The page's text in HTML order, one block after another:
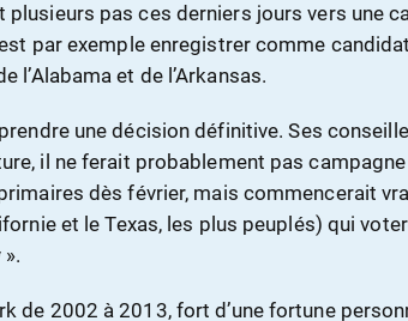
pas ces derniers jours vers une
par exemple enregistrer comme
l’Alabama et de l’Arkansas.
une décision définitive. Ses
il ne ferait probablement pas
dès février, mais commencerait
et le Texas, les plus peuplés) qui
de 2002 à 2013, fort d’une fortune